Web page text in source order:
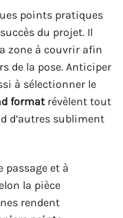
points pratiques
du projet. Il
zone à couvrir afin
de la pose. Anticiper
à sélectionner le
formatrévèlent tout
d’autres subliment
passage et à
la pièce
rendent